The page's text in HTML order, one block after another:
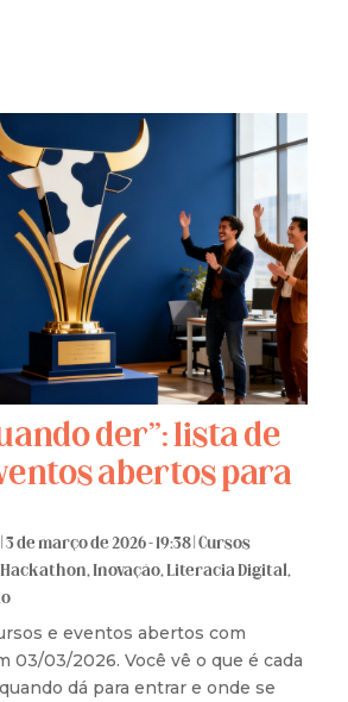
der”: lista de
abertos para
|3 de março de 2026 - 19:38 |Cursos
Hackathon,Inovação,Literacia Digital,
e eventos abertos com
03/03/2026. Você vê o que é cada
dá para entrar e onde se